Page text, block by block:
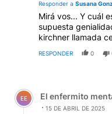
Responder a Susana
Mirá vos... Y cuál
supuesta
kirchner llamada
RESPONDER 0
Comentario de El
EE El enfermito
15 DE ABRIL DE 2025